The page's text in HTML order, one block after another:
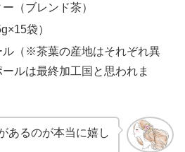
（ブレンド茶）
袋）
ル（※茶葉の産地はそれぞれ異
ルは最終加工国と思われま
あるのが本当に嬉し